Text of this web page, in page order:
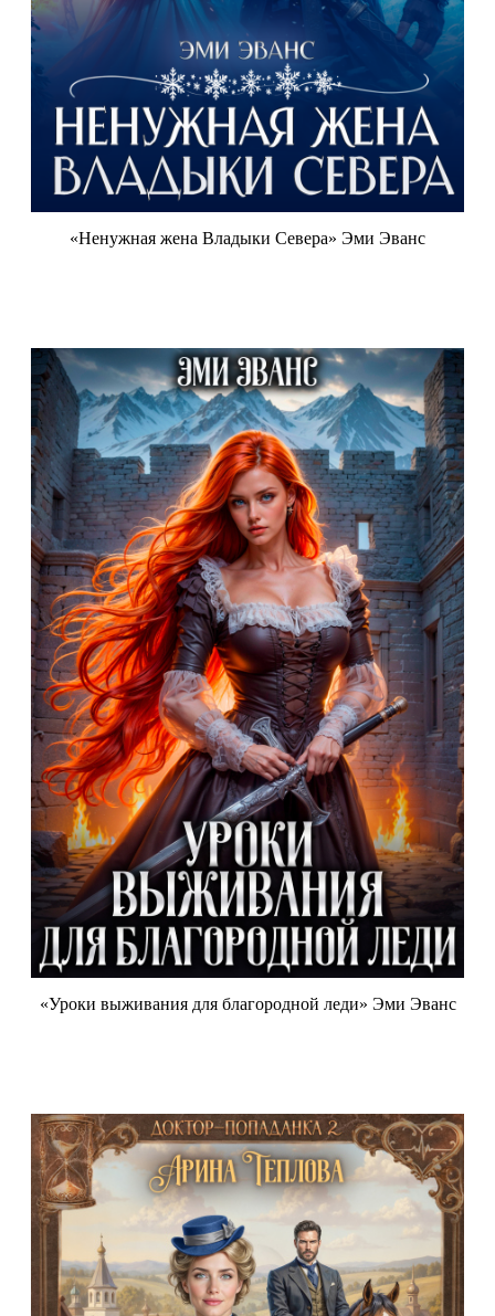
«Ненужная жена Владыки Севера» Эми Эванс
«Уроки выживания для благородной леди» Эми Эванс